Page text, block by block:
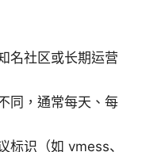
名社区或长期运营
同，通常每天、每
标识（如 vmess、